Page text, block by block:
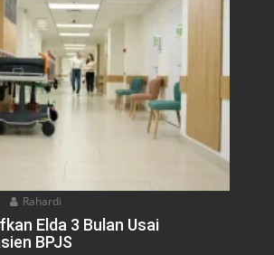
Rahardi
Elda 3 Bulan Usai
BPJS